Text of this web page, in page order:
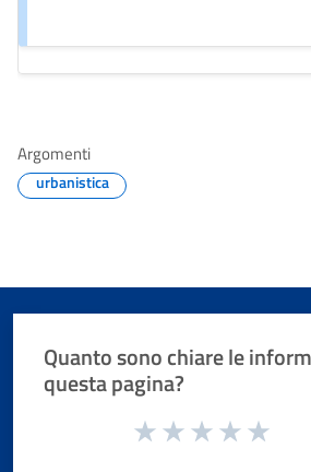
Argomenti
urbanistica
Quanto sono chiare le
questa pagina?
Valuta da 1 a 5 stelle la pagina